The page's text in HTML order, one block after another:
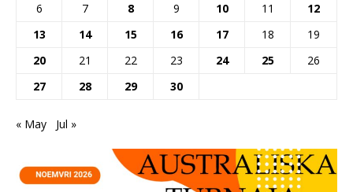
6
7 8 9 10 11
12
13
14 15 16 17 18
19
20
21 22 23 24 25
26
27
28 29 30
« May Jul »